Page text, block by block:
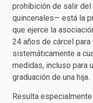
prohibición de salir
quincenales— está la
que ejerce la
24 años de cárcel
sistemáticamente a
medidas, incluso para
graduación de una hija.
Resulta